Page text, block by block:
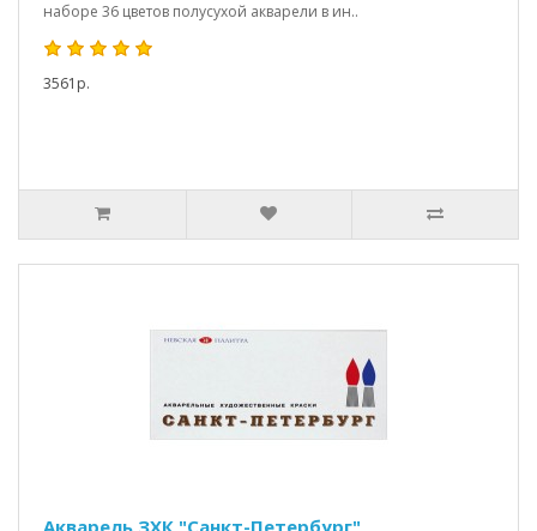
наборе 36 цветов полусухой акварели в ин..
3561р.
Акварель ЗХК "Санкт-Петербург",